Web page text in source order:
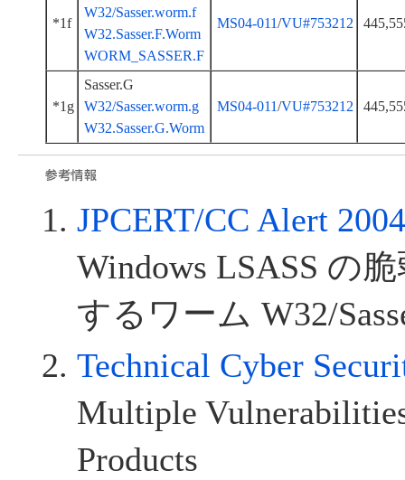
*1f
W32/Sasser.worm.f
W32.Sasser.F.Worm
WORM_SASSER.F
MS04-011/VU#753212
*1g
Sasser.G
W32/Sasser.worm.g
W32.Sasser.G.Worm
MS04-011/VU#753212
JPCERT/CC Alert
Windows LSASS の
するワーム W32/
Technical Cyber
Multiple
Products